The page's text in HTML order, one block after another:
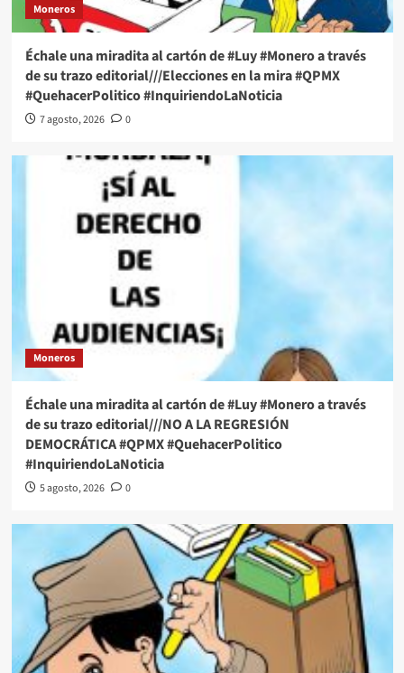
Moneros
Échale una miradita al cartón de #Luy #Monero a través
de su trazo editorial///Elecciones en la mira #QPMX
#QuehacerPolitico #InquiriendoLaNoticia
7 agosto, 2026 0
Moneros
Échale una miradita al cartón de #Luy #Monero a través
de su trazo editorial///NO A LA REGRESIÓN
DEMOCRÁTICA #QPMX #QuehacerPolitico
#InquiriendoLaNoticia
5 agosto, 2026 0